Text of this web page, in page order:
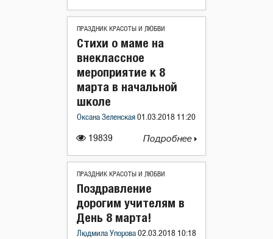
ПРАЗДНИК КРАСОТЫ И ЛЮБВИ
19839
Стихи о маме на
внеклассное
мероприятие к 8
марта в начальной
школе
Оксана Зеленская 01.03.2018 11:20
Подробнее
ПРАЗДНИК КРАСОТЫ И ЛЮБВИ
Поздравление
дорогим учителям в
День 8 марта!
Людмила Упорова 02.03.2018 10:18